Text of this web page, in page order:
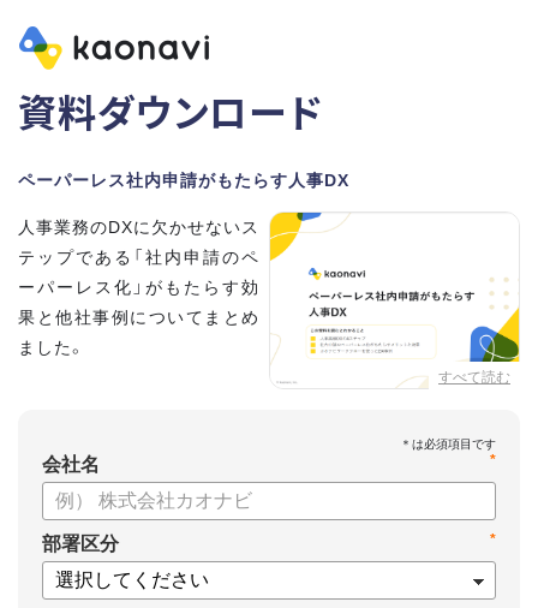
資料ダウンロード
ペーパーレス社内申請がもたらす人事DX
すべて読む
人事業務のDXに欠かせないス
テップである「社内申請のペ
ーパーレス化」がもたらす効
果と他社事例についてまとめ
ました。
・ペーパーレス社内申請がもたらすメリット
・カオナビワークフローでペーパーレス社内申請
人事業務DX推進状況の確認にもあわせてご活用ください。
*
会社名
*
部署区分